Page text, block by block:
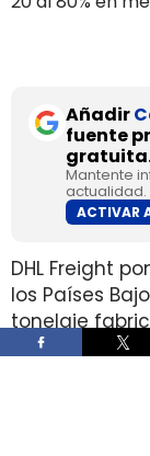
Añadir
fuente
Mantente
actualidad.
ACTIVAR
DHL Freight
los Países
tonelaje
después de